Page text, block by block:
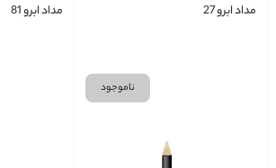
مداد ابرو 27
ناموجود
مداد ابرو 81